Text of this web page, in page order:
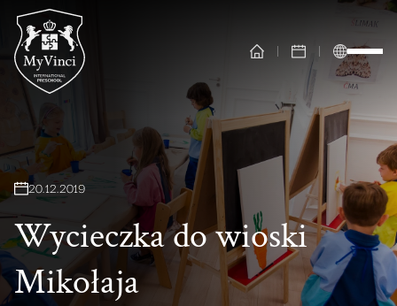
20.12.2019
Wycieczka do wioski
Mikołaja